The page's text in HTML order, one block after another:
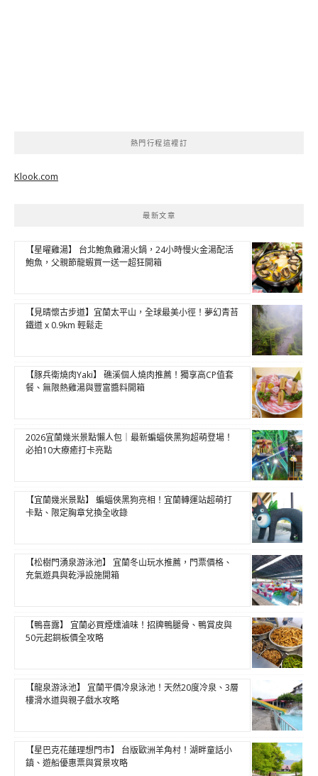
熱門行程這裡訂
Klook.com
最新文章
【星曜雞湯】 台北鮑魚雞湯火鍋，24小時慢火金湯配活
鮑魚，父親節龍蝦買一送一超狂開箱
【見晴懷古步道】宜蘭太平山，全球最美小徑！夢幻青苔
鐵道 x 0.9km 輕鬆走
【豚兵衛燒肉Yaki】 礁溪個人燒肉推薦！獨享高CP值套
餐、無限熱雞湯與豐富醬料開箱
2026宜蘭幾米景點懶人包｜最新蝙蝠俠黑狗超萌登場！
必拍10大療癒打卡亮點
【宜蘭幾米景點】 蝙蝠俠黑狗亮相！宜蘭轉運站超萌打
卡點、限定胸章兌換全收錄
【松樹門湧泉游泳池】 宜蘭冬山玩水推薦，門票價格、
充氣遊具與乾淨設施開箱
【鴨喜露】 宜蘭必買煙燻滷味！招牌鴨腿骨、鴨賞皮與
50元起銅板價全攻略
【龍泉游泳池】 宜蘭平價冷泉泳池！天然20度冷泉、3層
樓滑水道與親子戲水攻略
【星巴克花蓮理想門市】 台版歐洲羊角村！湖畔童話小
鎮、遊船優惠票與賞景攻略